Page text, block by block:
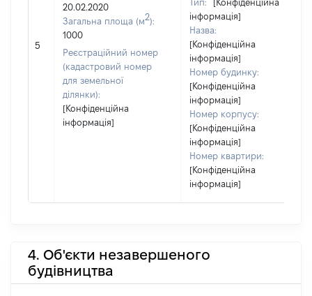
5
20.02.2020
Загальна площа (м2):
1000
Реєстраційний номер
(кадастровий номер
для земельної
ділянки):
[Конфіденційна
інформація]
Тип:
[Конфіденційна
інформація]
Назва:
[Конфіденційна
інформація]
Номер будинку:
[Конфіденційна
інформація]
Номер корпусу:
[Конфіденційна
інформація]
Номер квартири:
[Конфіденційна
інформація]
4. Об'єкти незавершеного
будівництва